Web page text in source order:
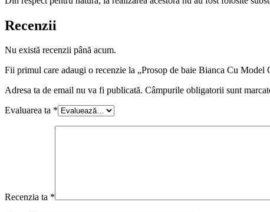
Recenzii
Nu există recenzii până acum.
Fii primul care adaugi o recenzie la „Prosop de baie Bianca Cu Model
Adresa ta de email nu va fi publicată. Câmpurile obligatorii sunt
Evaluarea ta *
Recenzia ta *